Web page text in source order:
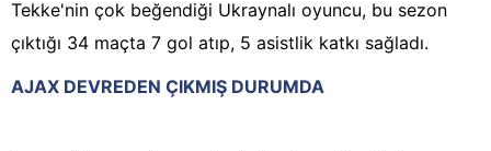
Tekke'nin çok beğendiği Ukraynalı oyuncu, bu sezon
çıktığı 34 maçta 7 gol atıp, 5 asistlik katkı sağladı.
AJAX DEVREDEN ÇIKMIŞ DURUMDA